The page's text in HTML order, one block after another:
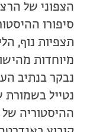
הצפוני של
סיפורו
תצפיות נוף,
מיוחדות
נבקר בנתיב
נטייל
ההיסטוריה